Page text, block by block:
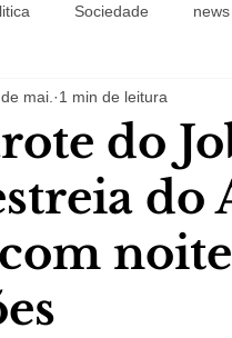
Sociedade news
do
do
mai. 1 min de leitura